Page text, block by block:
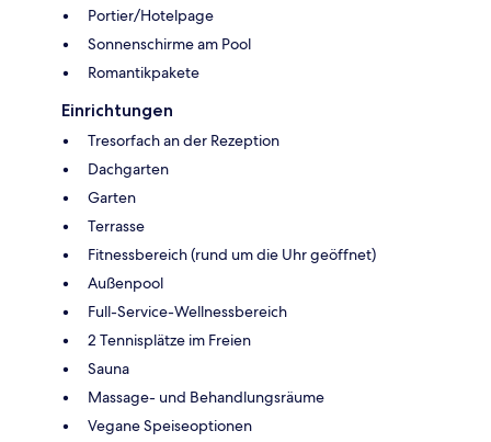
Portier/Hotelpage
Sonnenschirme am Pool
Romantikpakete
Einrichtungen
Tresorfach an der Rezeption
Dachgarten
Garten
Terrasse
Fitnessbereich (rund um die Uhr geöffnet)
Außenpool
Full-Service-Wellnessbereich
2 Tennisplätze im Freien
Sauna
Massage- und Behandlungsräume
Vegane Speiseoptionen